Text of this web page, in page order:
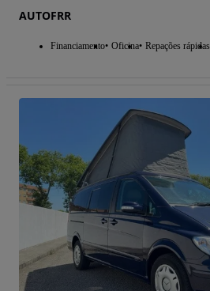
AUTOFRR
Financiamento Oficina Repações rápidas